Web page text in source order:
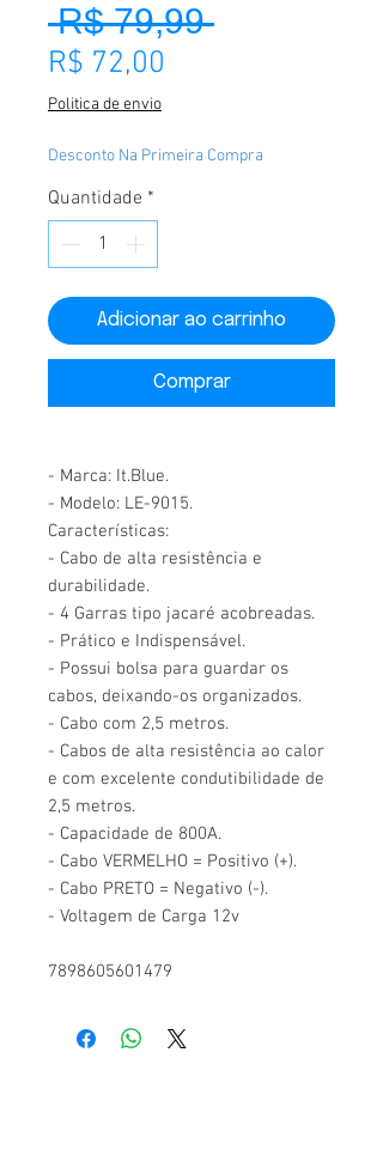
R$ 79,99 Preço normal
R$ 72,00
Politica de envio
Desconto Na Primeira Compra
Quantidade *
Adicionar ao carrinho
Comprar
- Marca: It.Blue.
- Modelo: LE-9015.
Características:
- Cabo de alta resistência e
durabilidade.
- 4 Garras tipo jacaré acobreadas.
- Prático e Indispensável.
- Possui bolsa para guardar os
cabos, deixando-os organizados.
- Cabo com 2,5 metros.
- Cabos de alta resistência ao calor
e com excelente condutibilidade de
2,5 metros.
- Capacidade de 800A.
- Cabo VERMELHO = Positivo (+).
- Cabo PRETO = Negativo (-).
- Voltagem de Carga 12v
7898605601479